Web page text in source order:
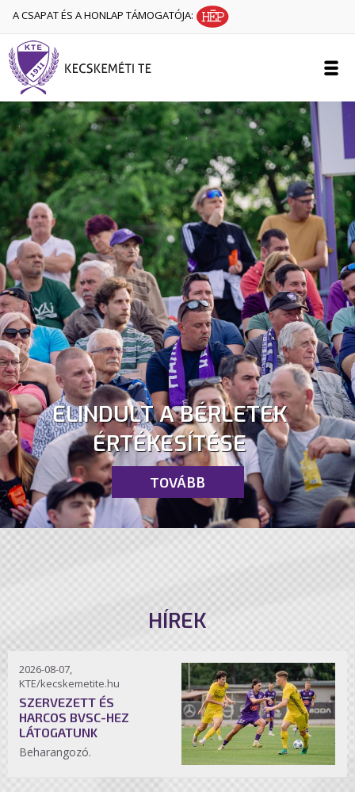
A CSAPAT ÉS A HONLAP TÁMOGATÓJA:
ELINDULT A BÉRLETEK
ÉRTÉKESÍTÉSE
TOVÁBB
HÍREK
2026-08-07,
KTE/kecskemetite.hu
SZERVEZETT ÉS
HARCOS BVSC-HEZ
LÁTOGATUNK
Beharangozó.